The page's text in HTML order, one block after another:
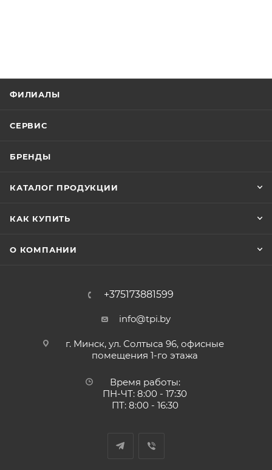
ФИЛИАЛЫ
СЕРВИС
БРЕНДЫ
КАТАЛОГ ПРОДУКЦИИ
КАК КУПИТЬ
О КОМПАНИИ
+375173881599
info@tpi.by
г. Минск, ул. Солтыса 96, офисные
помещения 1-го этажа
Время работы:
ПН-ЧТ: 8:00 - 17:30
ПТ: 8:00 - 16:30